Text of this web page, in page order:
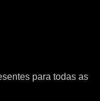
para todas as